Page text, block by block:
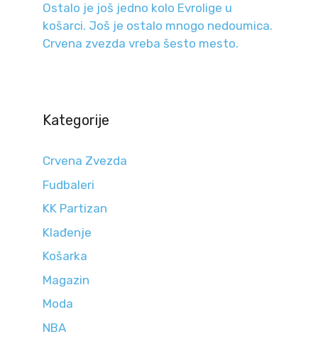
Ostalo je još jedno kolo Evrolige u
košarci. Još je ostalo mnogo nedoumica.
Crvena zvezda vreba šesto mesto.
Kategorije
Crvena Zvezda
Fudbaleri
KK Partizan
Klađenje
Košarka
Magazin
Moda
NBA